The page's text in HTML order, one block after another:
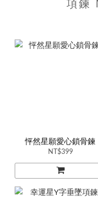
項鍊
怦然星願愛心鎖骨鍊
NT$399